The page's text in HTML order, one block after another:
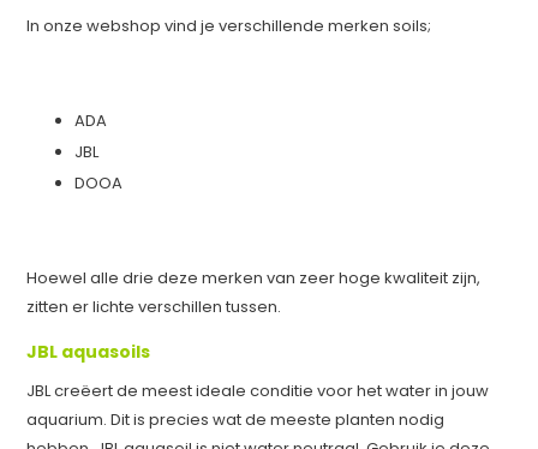
In onze webshop vind je verschillende merken soils;
ADA
JBL
DOOA
Hoewel alle drie deze merken van zeer hoge kwaliteit zijn,
zitten er lichte verschillen tussen.
JBL aquasoils
JBL creëert de meest ideale conditie voor het water in jouw
aquarium. Dit is precies wat de meeste planten nodig